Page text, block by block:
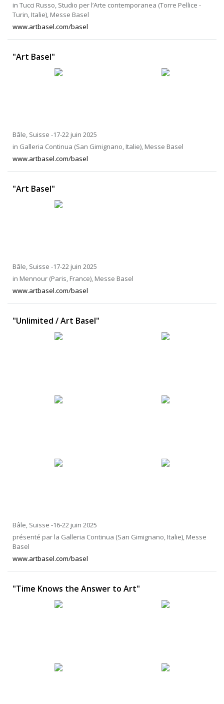
in Tucci Russo, Studio per l’Arte contemporanea (Torre Pellice -
Turin, Italie), Messe Basel
www.artbasel.com/basel
"Art Basel"
Bâle, Suisse -17-22 juin 2025
in Galleria Continua (San Gimignano, Italie), Messe Basel
www.artbasel.com/basel
"Art Basel"
Bâle, Suisse -17-22 juin 2025
in Mennour (Paris, France), Messe Basel
www.artbasel.com/basel
"Unlimited / Art Basel"
Bâle, Suisse -16-22 juin 2025
présenté par la Galleria Continua (San Gimignano, Italie), Messe
Basel
www.artbasel.com/basel
"Time Knows the Answer to Art"